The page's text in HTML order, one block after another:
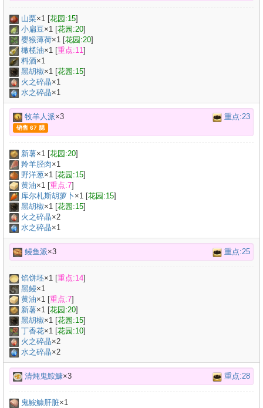
山栗×1 [花园:15]
小扁豆×1 [花园:20]
婴猴薄荷×1 [花园:20]
橄榄油×1 [重点:11]
料酒×1
黑胡椒×1 [花园:15]
火之碎晶×1
水之碎晶×1
牧羊人派×3 重点:23
销售 67 腮
新薯×1 [花园:20]
羚羊胫肉×1
野洋葱×1 [花园:15]
黄油×1 [重点:7]
库尔札斯胡萝卜 ×1 [花园:15]
黑胡椒×1 [花园:15]
火之碎晶×2
水之碎晶×1
鳗鱼派×3 重点:25
馅饼坯×1 [重点:14]
黑鳗×1
黄油×1 [重点:7]
新薯×1 [花园:20]
黑胡椒×1 [花园:15]
丁香花×1 [花园:10]
火之碎晶×2
水之碎晶×2
清炖鬼鮟鱇×3 重点:28
鬼鮟鱇肝脏×1